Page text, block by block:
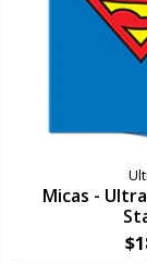
Micas -